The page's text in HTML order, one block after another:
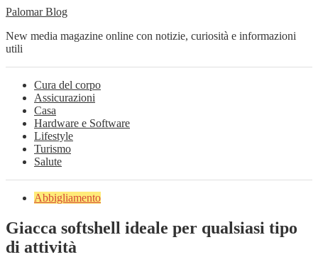
Palomar Blog
New media magazine online con notizie, curiosità e informazioni
utili
Cura del corpo
Assicurazioni
Casa
Hardware e Software
Lifestyle
Turismo
Salute
Abbigliamento
Giacca softshell ideale per qualsiasi tipo
di attività